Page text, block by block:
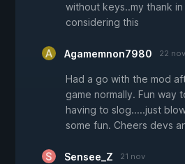
without keys..my thank
considering this
Agamemnon7980 22 nov
Had a go with the mod
game normally. Fun way
having to slog.....just
some fun. Cheers devs
Sensee_Z 21 nov